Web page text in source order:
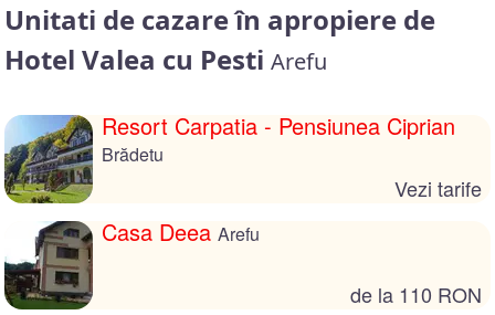
Unitati de cazare în apropiere de
Hotel Valea cu Pesti Arefu
Resort Carpatia - Pensiunea Ciprian
Brădetu
Vezi tarife
Casa Deea Arefu
de la 110 RON